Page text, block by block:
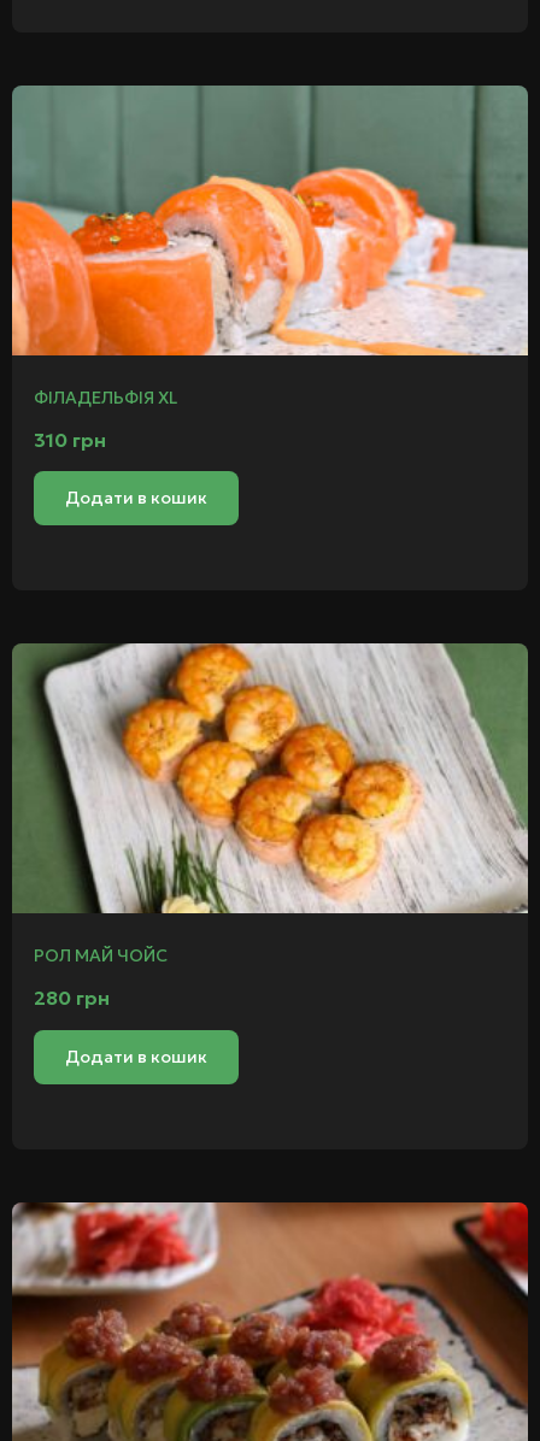
ФІЛАДЕЛЬФІЯ XL
310 грн
Додати в кошик
РОЛ МАЙ ЧОЙС
280 грн
Додати в кошик